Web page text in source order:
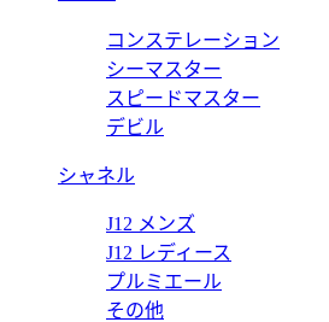
スビット〕ウィメンズ アンクルブ
コンステレーション
シーマスター
スピードマスター
デビル
シャネル
J12 メンズ
J12 レディース
プルミエール
その他